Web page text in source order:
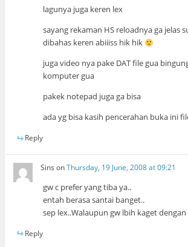
lagunya juga keren lex
sayang rekaman HS reloadnya ga jelas
dibahas keren abiiiss hik hik
juga video nya pake DAT file gua
komputer gua
pakek notepad juga ga bisa
ada yg bisa kasih pencerahan buka ini
Reply
Sins onThursday, 19 June, 2008 at 09:21
gw c prefer yang tiba ya..
entah berasa santai banget..
sep lex..Walaupun gw lbih kaget
Reply